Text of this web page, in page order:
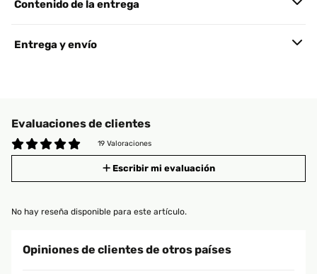
Contenido de la entrega
Entrega y envío
Evaluaciones de clientes
19 Valoraciones
Escribir mi evaluación
No hay reseña disponible para este artículo.
Opiniones de clientes de otros países